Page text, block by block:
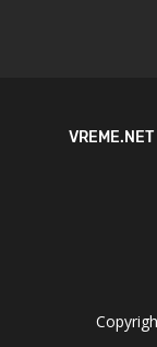
VREME.NET